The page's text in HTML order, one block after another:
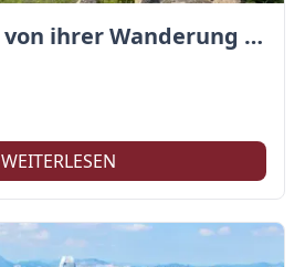
Maria erzählt von ihrer Wanderung auf der Großen Mauer
WEITERLESEN